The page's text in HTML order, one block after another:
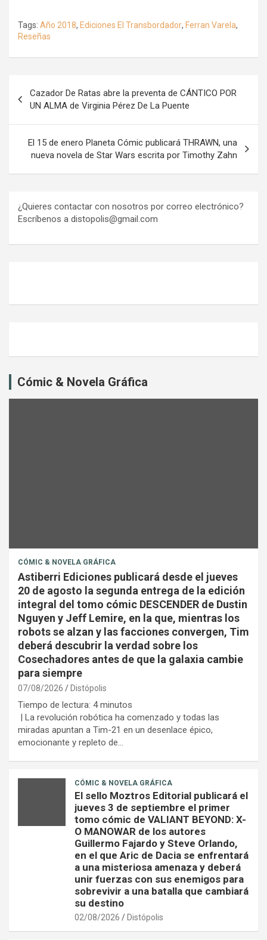
Tags: Año 2018, Ediciones El Transbordador, Ferran Varela,
Reseñas
de
entradas
Cazador De Ratas abre la preventa de CÁNTICO POR
UN ALMA de Virginia Pérez De La Puente
El 15 de enero Planeta Cómic publicará THRAWN, una
nueva novela de Star Wars escrita por Timothy Zahn
¿Quieres contactar con nosotros por correo electrónico?
Escríbenos a distopolis@gmail.com
Cómic & Novela Gráfica
CÓMIC & NOVELA GRÁFICA
Astiberri Ediciones publicará desde el jueves
20 de agosto la segunda entrega de la edición
integral del tomo cómic DESCENDER de Dustin
Nguyen y Jeff Lemire, en la que, mientras los
robots se alzan y las facciones convergen, Tim
deberá descubrir la verdad sobre los
Cosechadores antes de que la galaxia cambie
para siempre
07/08/2026 Distópolis
Tiempo de lectura: 4 minutos
| La revolución robótica ha comenzado y todas las
miradas apuntan a Tim-21 en un desenlace épico,
emocionante y repleto de…
CÓMIC & NOVELA GRÁFICA
El sello Moztros Editorial publicará el
jueves 3 de septiembre el primer
tomo cómic de VALIANT BEYOND: X-
O MANOWAR de los autores
Guillermo Fajardo y Steve Orlando,
en el que Aric de Dacia se enfrentará
a una misteriosa amenaza y deberá
unir fuerzas con sus enemigos para
sobrevivir a una batalla que cambiará
su destino
02/08/2026 Distópolis